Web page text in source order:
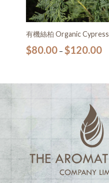
有機絲柏 Organic Cypress
$80.00– $120.00